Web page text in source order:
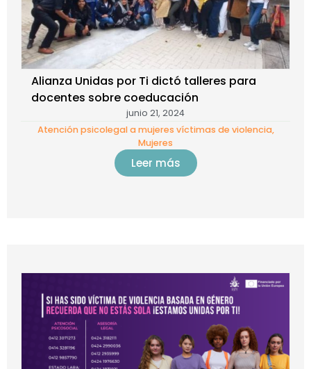
Alianza Unidas por Ti dictó talleres para
docentes sobre coeducación
junio 21, 2024
Atención psicolegal a mujeres víctimas de violencia,
Mujeres
Leer más